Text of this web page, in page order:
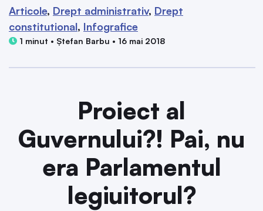
Articole Drept administrativ Drept
constitutional Infografice
1 minut • Ștefan Barbu • 16 mai 2018
Proiect al
Guvernului?! Pai, nu
era Parlamentul
legiuitorul?